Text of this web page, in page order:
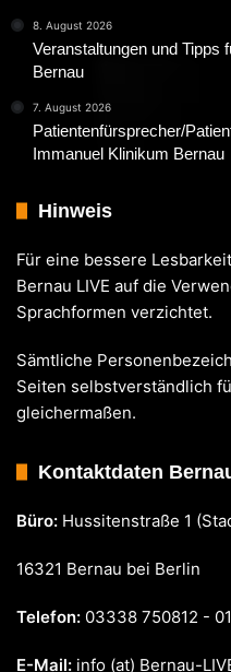
8. August 2026
Veranstaltungen und Tipps
Bernau
7. August 2026
Patientenfürsprecher/
Immanuel Klinikum Bernau
Hinweis
Für eine bessere
Bernau LIVE auf die
Sprachformen verzichtet.
Sämtliche
Seiten selbstverständlich
gleichermaßen.
Kontaktdaten
Büro: Hussitenstraße 1
16321 Bernau bei Berlin
Telefon: 03338 750812 -
E-Mail: info (at) Bernau-